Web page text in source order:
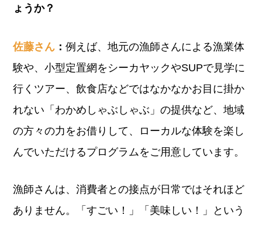
ょうか？
佐藤さん ：例えば、地元の漁師さんによる漁業体
験や、小型定置網をシーカヤックやSUPで見学に
行くツアー、飲食店などではなかなかお目に掛か
れない「わかめしゃぶしゃぶ」の提供など、地域
の方々の力をお借りして、ローカルな体験を楽し
んでいただけるプログラムをご用意しています。
漁師さんは、消費者との接点が日常ではそれほど
ありません。「すごい！」「美味しい！」という